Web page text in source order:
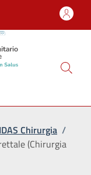
Chirurgia /
(Chirurgia